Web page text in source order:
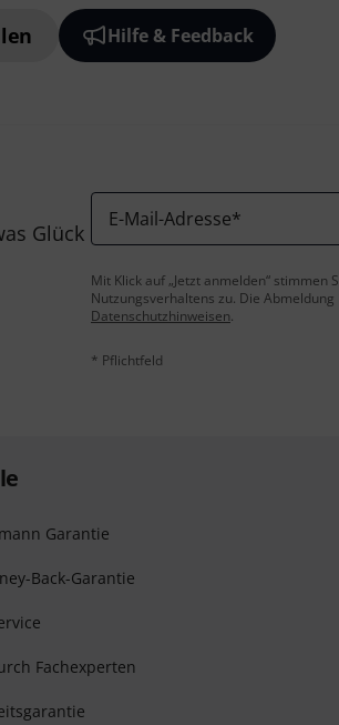
Hilfe & Feedback
Glück
E-Mail-Adresse*
Mit Klick auf „Jetzt anmelden“
Nutzungsverhaltens zu. Die
Datenschutzhinweisen.
* Pflichtfeld
Garantie
Back-Garantie
Fachexperten